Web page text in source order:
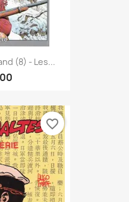
(8) - Les...
favorite_border